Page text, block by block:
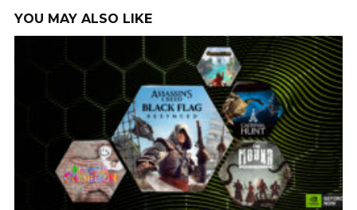
YOU MAY ALSO LIKE